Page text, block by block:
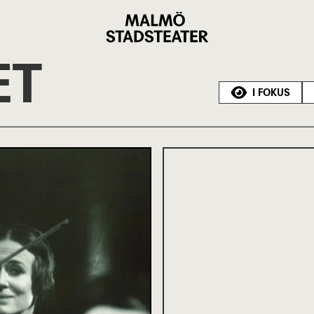
Stadsteater
I FOKUS